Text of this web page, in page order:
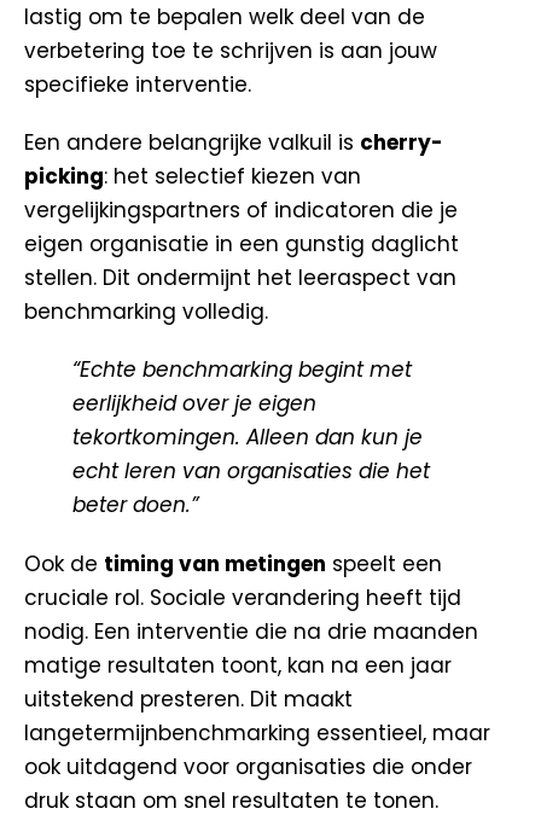
lastig om te bepalen welk deel van de
verbetering toe te schrijven is aan jouw
specifieke interventie.
Een andere belangrijke valkuil is cherry-
picking: het selectief kiezen van
vergelijkingspartners of indicatoren die je
eigen organisatie in een gunstig daglicht
stellen. Dit ondermijnt het leeraspect van
benchmarking volledig.
“Echte benchmarking begint met
eerlijkheid over je eigen
tekortkomingen. Alleen dan kun je
echt leren van organisaties die het
beter doen.”
Ook de timing van metingen speelt een
cruciale rol. Sociale verandering heeft tijd
nodig. Een interventie die na drie maanden
matige resultaten toont, kan na een jaar
uitstekend presteren. Dit maakt
langetermijnbenchmarking essentieel, maar
ook uitdagend voor organisaties die onder
druk staan om snel resultaten te tonen.